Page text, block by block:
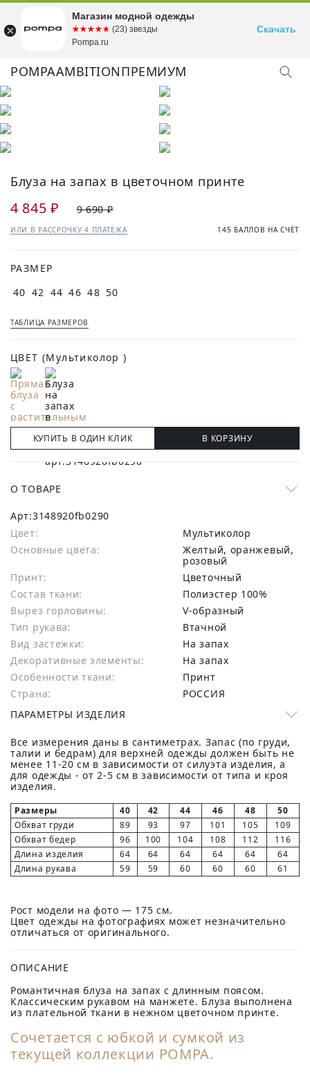
POMPAAMBITIONПРЕМИУМ
КУПИТЬ ОБРАЗ
Блуза на запах в цветочном принте
4 845 ₽ 9 690 ₽
ИЛИ В РАССРОЧКУ 4 ПЛАТЕЖА 145 БАЛЛОВ НА СЧЁТ
РАЗМЕР
40 42 44 46 48 50
ТАБЛИЦА РАЗМЕРОВ
ЦВЕТ (Мультиколор )
КУПИТЬ В ОДИН КЛИК В КОРЗИНУ
О ТОВАРЕ
Арт:3148920fb0290
Цвет:
Мультиколор
Основные цвета:
желтый, оранжевый,
розовый
Принт:
Цветочный
Состав ткани:
полиэстер 100%
Вырез горловины:
V-образный
Тип рукава:
Втачной
Вид застежки:
На запах
Декоративные элементы:
На запах
Особенности ткани:
Принт
Страна:
РОССИЯ
ПАРАМЕТРЫ ИЗДЕЛИЯ
Все измерения даны в сантиметрах. Запас (по груди,
талии и бедрам) для верхней одежды должен быть не
менее 11-20 см в зависимости от силуэта изделия, а
для одежды - от 2-5 см в зависимости от типа и кроя
изделия.
Размеры 40 42 44 46 48
50
Обхват груди
89 93 97 101 105
109
Обхват бедер
96 100 104 108 112
116
Длина изделия
64 64 64 64 64
64
Длина рукава
59 59 60 60 60 61
Рост модели на фото — 175 см.
Цвет одежды на фотографиях может незначительно
отличаться от оригинального.
ОПИСАНИЕ
Романтичная блуза на запах с длинным поясом.
Классическим рукавом на манжете. Блуза выполнена
из плательной ткани в нежном цветочном принте.
Сочетается с юбкой и сумкой из
текущей коллекции POMPA.
Магазин модной одежды
☆☆☆☆☆
★★★★★ (23) звезды
Pompa.ru
Скачать